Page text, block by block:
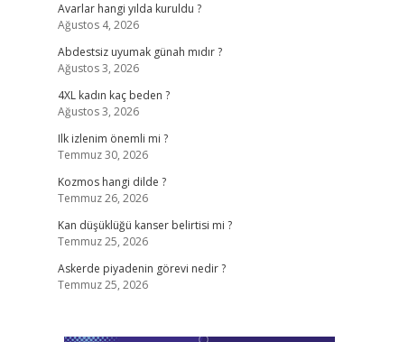
Avarlar hangi yılda kuruldu ?
Ağustos 4, 2026
Abdestsiz uyumak günah mıdır ?
Ağustos 3, 2026
4XL kadın kaç beden ?
Ağustos 3, 2026
Ilk izlenim önemli mi ?
Temmuz 30, 2026
Kozmos hangi dilde ?
Temmuz 26, 2026
Kan düşüklüğü kanser belirtisi mi ?
Temmuz 25, 2026
Askerde piyadenin görevi nedir ?
Temmuz 25, 2026